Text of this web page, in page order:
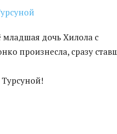
дочь Хилола с
произнесла, сразу